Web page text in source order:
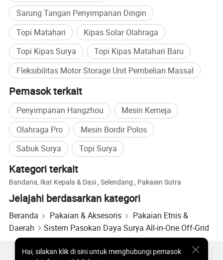
Sarung Tangan Penyimpanan Dingin
Topi Matahari
Kipas Solar Olahraga
Topi Kipas Surya
Topi Kipas Matahari Baru
Fleksibilitas Motor Storage Unit Pembelian Massal
Pemasok terkait
Penyimpanan Hangzhou
Mesin Kemeja
Olahraga Pro
Mesin Bordir Polos
Sabuk Surya
Topi Surya
Kategori terkait
Bandana, Ikat Kepala & Dasi ,Selendang Pakaian Sutra
Jelajahi berdasarkan kategori
Beranda Pakaian & Aksesoris
Pakaian Etnis &
Daerah
Sistem Pasokan Daya Surya All-in-One Off-Grid
Hai,silakan klik di sini untuk menghubungi pemasok
Produk Populer Harga Produk Panas Produk Panas Grosir